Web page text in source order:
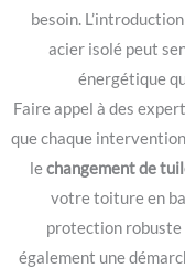
besoin.
acier isolé peut
énergétique
Faire appel à des
que chaque
lechangement de
votre toiture en
protection robuste
également une